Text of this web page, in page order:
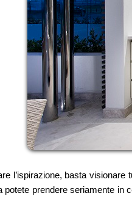
l’ispirazione, basta
potete prendere seriamente in